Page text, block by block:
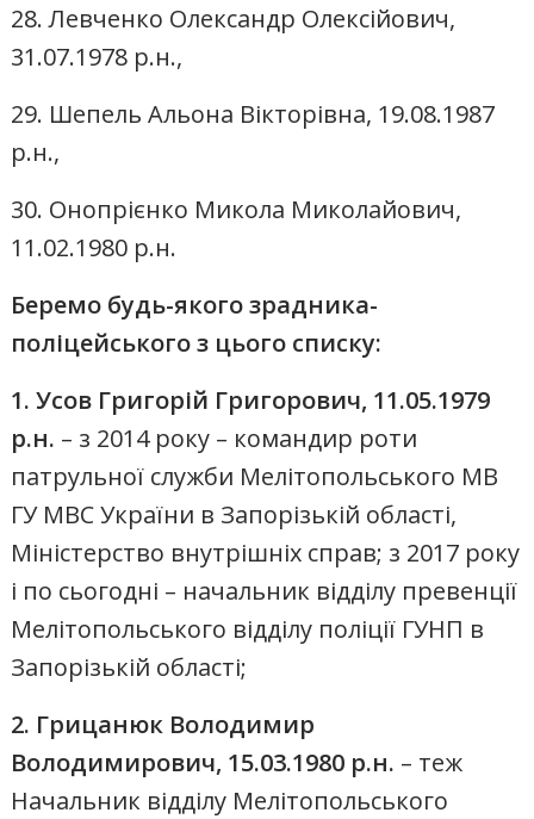
28. Левченко Олександр Олексійович,
31.07.1978 р.н.,
29. Шепель Альона Вікторівна, 19.08.1987
р.н.,
30. Онопрієнко Микола Миколайович,
11.02.1980 р.н.
Беремо будь-якого зрадника-
поліцейського з цього списку:
1️. Усов Григорій Григорович, 11.05.1979
р.н. – з 2014 року – командир роти
патрульної служби Мелітопольського МВ
ГУ МВС України в Запорізькій області,
Міністерство внутрішніх справ; з 2017 року
і по сьогодні – начальник відділу превенції
Мелітопольського відділу поліції ГУНП в
Запорізькій області;
2. Грицанюк Володимир
Володимирович, 15.03.1980 р.н. – теж
Начальник відділу Мелітопольського